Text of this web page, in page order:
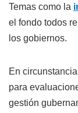
Temas como la
el fondo todos
los gobiernos.
En
para
gestión